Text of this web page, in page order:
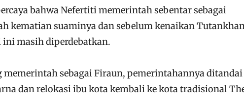
bahwa Nefertiti memerintah sebentar sebagai
kematian suaminya dan sebelum kenaikan
masih diperdebatkan.
memerintah sebagai Firaun, pemerintahannya ditandai
dan relokasi ibu kota kembali ke kota tradisional